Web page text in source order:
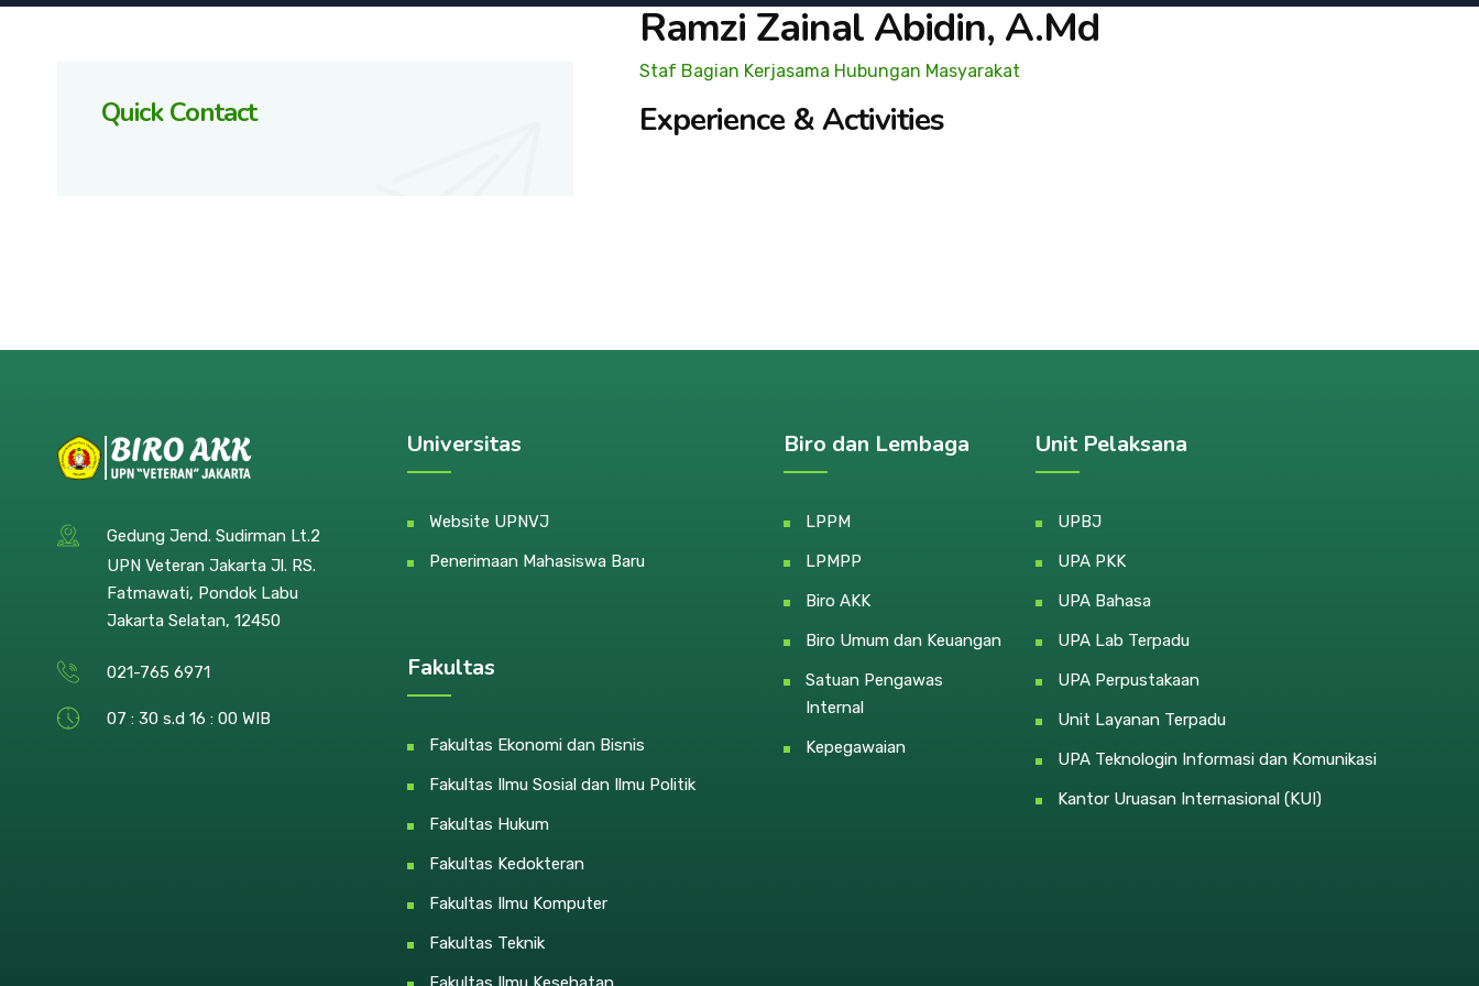
Quick Contact
Ramzi Zainal Abidin, A.Md
Staf Bagian Kerjasama Hubungan Masyarakat
Experience & Activities
Gedung Jend. Sudirman Lt.2
UPN Veteran Jakarta Jl. RS.
Fatmawati, Pondok Labu
Jakarta Selatan, 12450
021-765 6971
07 : 30 s.d 16 : 00 WIB
Universitas
Website UPNVJ
Penerimaan Mahasiswa Baru
Fakultas
Fakultas Ekonomi dan Bisnis
Fakultas Ilmu Sosial dan Ilmu Politik
Fakultas Hukum
Fakultas Kedokteran
Fakultas Ilmu Komputer
Fakultas Teknik
Biro dan Lembaga
LPPM
LPMPP
Biro AKK
Biro Umum dan Keuangan
Satuan Pengawas
Internal
Kepegawaian
Unit Pelaksana
UPBJ
UPA PKK
UPA Bahasa
UPA Lab Terpadu
UPA Perpustakaan
Unit Layanan Terpadu
UPA Teknologin Informasi dan Komunikasi
Kantor Uruasan Internasional (KUI)